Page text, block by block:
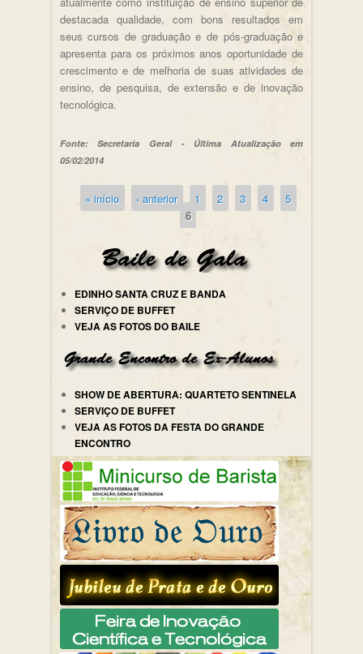
destacada qualidade, com bons resultados em
seus cursos de graduação e de pós-graduação e
apresenta para os próximos anos oportunidade de
crescimento e de melhoria de suas atividades de
ensino, de pesquisa, de extensão e de inovação
tecnológica.
Fonte: Secretaria Geral - Última Atualização em
05/02/2014
Páginas
« início ‹ anterior 1 2 3 4
5
6
EDINHO SANTA CRUZ E BANDA
SERVIÇO DE BUFFET
VEJA AS FOTOS DO BAILE
SHOW DE ABERTURA: QUARTETO SENTINELA
SERVIÇO DE BUFFET
VEJA AS FOTOS DA FESTA DO GRANDE
ENCONTRO